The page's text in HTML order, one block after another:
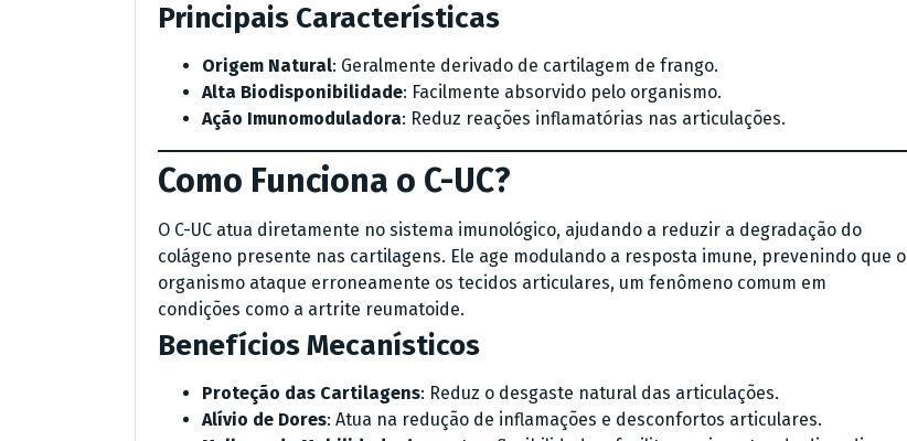
Principais Características
Origem Natural: Geralmente derivado de cartilagem de frango.
Alta Biodisponibilidade: Facilmente absorvido pelo organismo.
Ação Imunomoduladora: Reduz reações inflamatórias nas articulações.
Como Funciona o C-UC?
O C-UC atua diretamente no sistema imunológico, ajudando a reduzir a degradação do
colágeno presente nas cartilagens. Ele age modulando a resposta imune, prevenindo que o
organismo ataque erroneamente os tecidos articulares, um fenômeno comum em
condições como a artrite reumatoide.
Benefícios Mecanísticos
Proteção das Cartilagens: Reduz o desgaste natural das articulações.
Alívio de Dores: Atua na redução de inflamações e desconfortos articulares.